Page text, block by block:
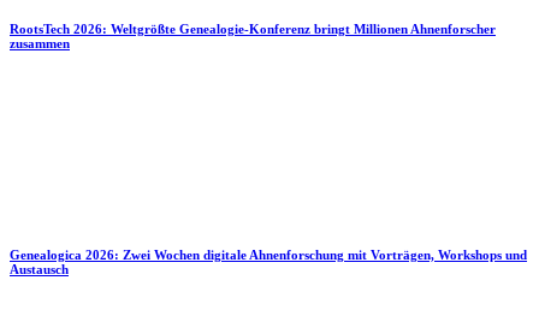
RootsTech 2026: Weltgrößte Genealogie-Konferenz bringt Millionen Ahnenforscher
zusammen
Genealogica 2026: Zwei Wochen digitale Ahnenforschung mit Vorträgen, Workshops und
Austausch